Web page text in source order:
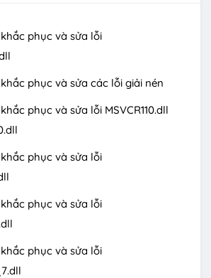
phục và sửa lỗi
phục và sửa các lỗi giải nén
phục và sửa lỗi MSVCR110.dll
phục và sửa lỗi
phục và sửa lỗi
phục và sửa lỗi